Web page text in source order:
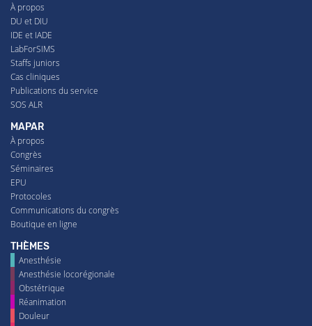
À propos
DU et DIU
IDE et IADE
LabForSIMS
Staffs juniors
Cas cliniques
Publications du service
SOS ALR
MAPAR
À propos
Congrès
Séminaires
EPU
Protocoles
Communications du congrès
Boutique en ligne
THÈMES
Anesthésie
Anesthésie locorégionale
Obstétrique
Réanimation
Douleur